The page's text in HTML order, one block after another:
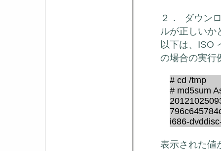
２． ダウン
ルが正しいか
以下は、 ISO
の場合の実行
# cd /tmp
# md5sum
i686-
表示された値